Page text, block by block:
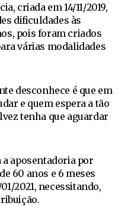
criada em 14/11/2019,
dificuldades às
pois foram criados
várias modalidades
desconhece é que em
e quem espera a tão
tenha que aguardar
a aposentadoria por
60 anos e 6 meses
2021, necessitando,